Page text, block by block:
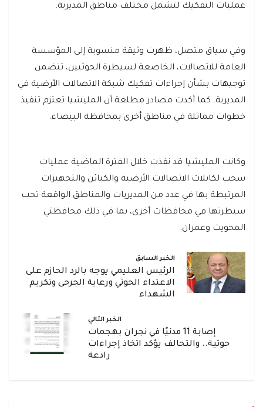
عمليات التفكيك لتشمل مختلف مناطق المديرية.
وفي سياق متصل، ظهرت وثيقة منسوبة إلى المؤسسة
العامة للاتصالات، الخاضعة لسيطرة الحوثيين، تتضمن
توجيهات بشأن إجراءات تفكيك شبكة الاتصالات الأرضية في
المديرية. كما أكدت مصادر مطلعة أن المليشيا تعتزم تنفيذ
خطوات مماثلة في مناطق أخرى بمحافظة البيضاء.
وكانت المليشيا قد نفذت خلال الفترة الماضية عمليات
سحب لكابلات الاتصالات الأرضية والكبائن والتجهيزات
المرتبطة بها في عدد من المديريات والمناطق الواقعة تحت
سيطرتها في محافظات أخرى، بما في ذلك محافظتي
المحويت وعمران.
الخبر السابق
الرئيس العليمي يوجه بالرد الحازم على
الاعتداء الحوثي ورعاية الجرحى وتكريم
الشهداء
الخبر التالي
إصابة 11 مدنيًا في نجران بهجمات
حوثية.. والتحالف يؤكد اتخاذ إجراءات
رادعة